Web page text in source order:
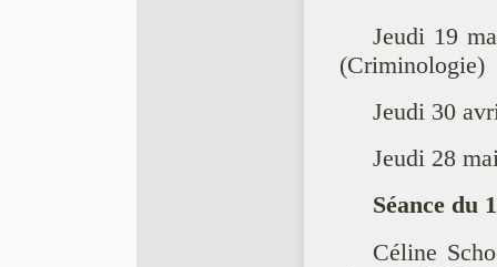
Jeudi 19
(Criminologie)
Jeudi 30
Jeudi 28
Séance du
Céline